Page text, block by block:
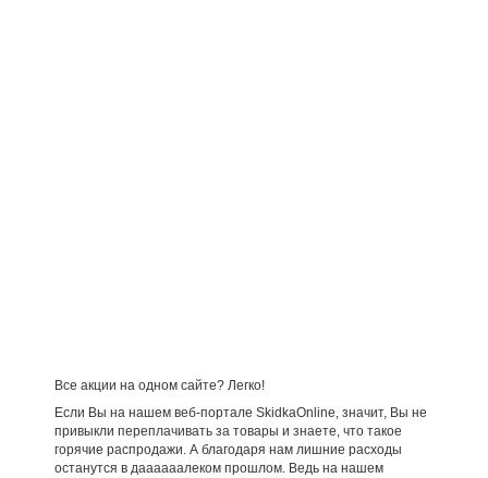
Все акции на одном сайте? Легко!
Если Вы на нашем веб-портале SkidkaOnline, значит, Вы не
привыкли переплачивать за товары и знаете, что такое
горячие распродажи. А благодаря нам лишние расходы
останутся в даааааалеком прошлом. Ведь на нашем